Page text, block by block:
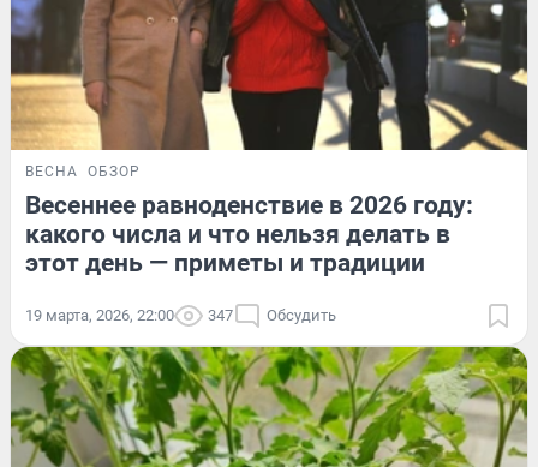
ВЕСНА ОБЗОР
Весеннее равноденствие в 2026 году:
какого числа и что нельзя делать в
этот день — приметы и традиции
19 марта, 2026, 22:00 347 Обсудить